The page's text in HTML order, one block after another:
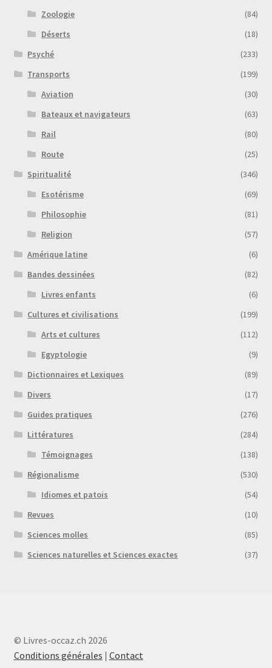
Zoologie
(84)
Déserts
(18)
Psyché
(233)
Transports
(199)
Aviation
(30)
Bateaux et navigateurs
(63)
Rail
(80)
Route
(25)
Spiritualité
(346)
Esotérisme
(69)
Philosophie
(81)
Religion
(57)
Amérique latine
(6)
Bandes dessinées
(82)
Livres enfants
(6)
Cultures et civilisations
(199)
Arts et cultures
(112)
Egyptologie
(9)
Dictionnaires et Lexiques
(89)
Divers
(17)
Guides pratiques
(276)
Littératures
(284)
Témoignages
(138)
Régionalisme
(530)
Idiomes et patois
(54)
Revues
(10)
Sciences molles
(85)
Sciences naturelles et Sciences exactes
(37)
© Livres-occaz.ch 2026
Conditions générales | Contact